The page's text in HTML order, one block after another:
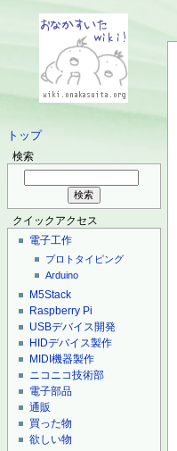
トップ
検索
クイックアクセス
電子工作
プロトタイピング
Arduino
M5Stack
Raspberry Pi
USBデバイス開発
HIDデバイス製作
MIDI機器製作
ニコニコ技術部
電子部品
通販
買った物
欲しい物